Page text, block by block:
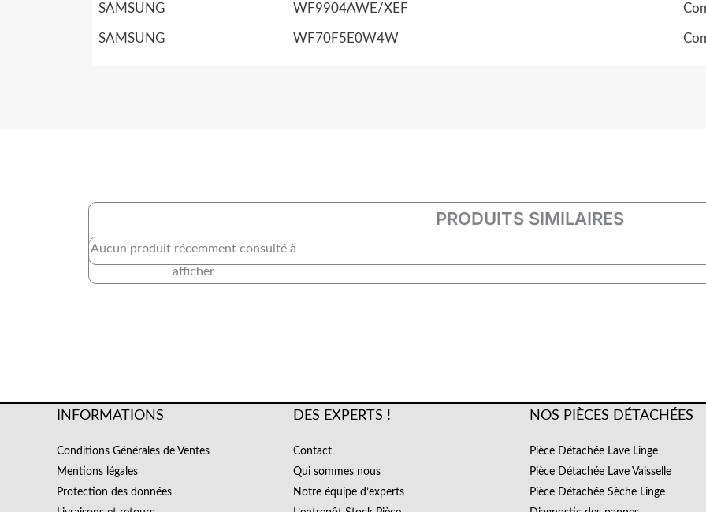
SAMSUNG WF9904AWE/XEF
SAMSUNG WF70F5E0W4W
PRODUITS SIMILAIRES
Aucun produit récemment consulté à
afficher
INFORMATIONS
Conditions Générales de Ventes
Mentions légales
Protection des données
DES EXPERTS !
Contact
Qui sommes nous
Notre équipe d’experts
NOS PIÈCES DÉTACHÉES
Pièce Détachée Lave Linge
Pièce Détachée Lave Vaisselle
Pièce Détachée Sèche Linge